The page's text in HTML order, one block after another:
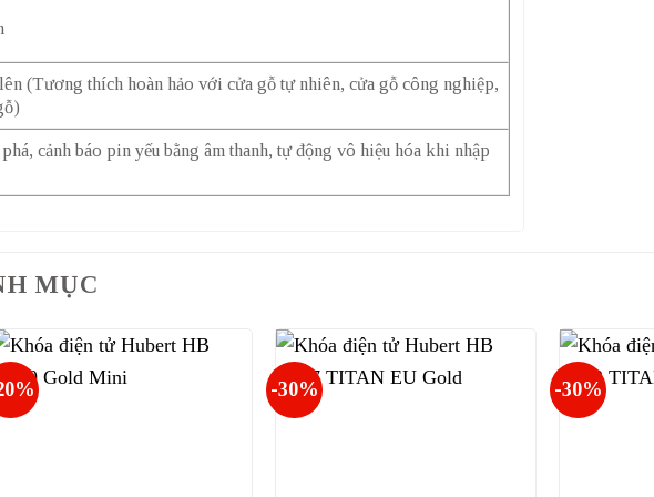
(Tương thích hoàn hảo với cửa gỗ tự nhiên, cửa gỗ công nghiệp,
cảnh báo pin yếu bằng âm thanh, tự động vô hiệu hóa khi nhập
MỤC
-30% -30%